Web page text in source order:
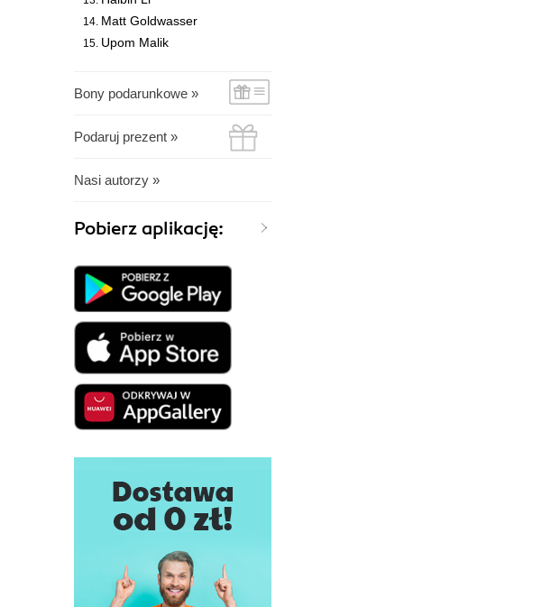
Matt Goldwasser
Upom Malik
Bony podarunkowe »
Podaruj prezent »
Nasi autorzy »
Pobierz aplikację: